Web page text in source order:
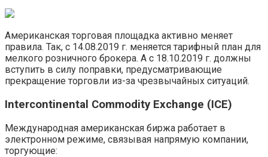
Американская торговая площадка активно меняет
правила. Так, с 14.08.2019 г. меняется тарифный план для
мелкого розничного брокера. А с 18.10.2019 г. должны
вступить в силу поправки, предусматривающие
прекращение торговли из-за чрезвычайных ситуаций.
Intercontinental Commodity Exchange (ICE)
Международная американская биржа работает в
электронном режиме, связывая напрямую компании,
торгующие: